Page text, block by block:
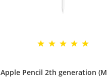
Apple Pencil 2th generation